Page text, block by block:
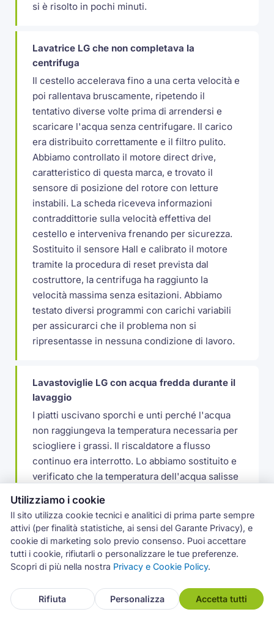
si è risolto in pochi minuti.
Lavatrice LG che non completava la
centrifuga
Il cestello accelerava fino a una certa velocità e
poi rallentava bruscamente, ripetendo il
tentativo diverse volte prima di arrendersi e
scaricare l'acqua senza centrifugare. Il carico
era distribuito correttamente e il filtro pulito.
Abbiamo controllato il motore direct drive,
caratteristico di questa marca, e trovato il
sensore di posizione del rotore con letture
instabili. La scheda riceveva informazioni
contraddittorie sulla velocità effettiva del
cestello e interveniva frenando per sicurezza.
Sostituito il sensore Hall e calibrato il motore
tramite la procedura di reset prevista dal
costruttore, la centrifuga ha raggiunto la
velocità massima senza esitazioni. Abbiamo
testato diversi programmi con carichi variabili
per assicurarci che il problema non si
ripresentasse in nessuna condizione di lavoro.
Lavastoviglie LG con acqua fredda durante il
lavaggio
I piatti uscivano sporchi e unti perché l'acqua
non raggiungeva la temperatura necessaria per
sciogliere i grassi. Il riscaldatore a flusso
continuo era interrotto. Lo abbiamo sostituito e
verificato che la temperatura dell'acqua salisse
programma. Il cliente aveva pensato a un
problema di pressione dell'acqua perché i piatti
uscivano con residui, ma in realtà era
semplicemente la mancanza di calore a
impedire un lavaggio efficace.
Lavatrice LG con cassetto detersivo che non
Utilizziamo i cookie
Il sito utilizza cookie tecnici e analitici di prima parte sempre
attivi (per finalità statistiche, ai sensi del Garante Privacy), e
cookie di marketing solo previo consenso. Puoi accettare
tutti i cookie, rifiutarli o personalizzare le tue preferenze.
Scopri di più nella nostra Privacy e Cookie Policy.
Rifiuta Personalizza Accetta tutti